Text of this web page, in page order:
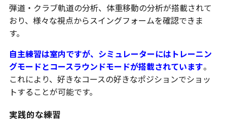
弾道・クラブ軌道の分析、体重移動の分析が搭載されて
おり、様々な視点からスイングフォームを確認できま
す。
自主練習は室内ですが、シミュレーターにはトレーニン
グモードとコースラウンドモードが搭載されています。
これにより、好きなコースの好きなポジションでショッ
トすることが可能です。
実践的な練習